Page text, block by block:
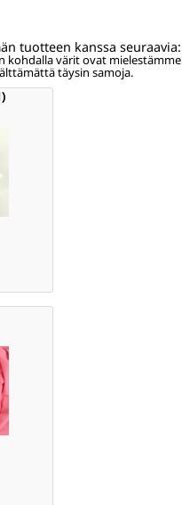
tuotteen kanssa seuraavia:
kohdalla värit ovat mielestämme
täysin samoja.